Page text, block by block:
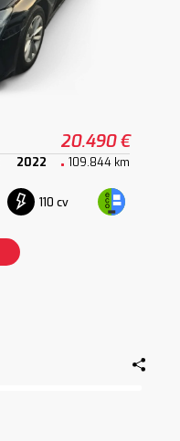
20.490 €
2022 109.844 km
110 cv